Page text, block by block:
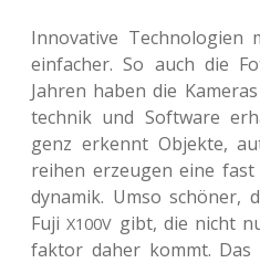
Inno­va­ti­ve Tech­no­lo­gien
ein­fa­cher. So auch die
Jahren haben die
tech­nik und Soft­ware
genz erkennt Objek­te,
rei­hen erzeu­gen eine
dy­na­mik. Umso schö­ner,
FujiX100V gibt, die nicht
fak­tor daher kommt.